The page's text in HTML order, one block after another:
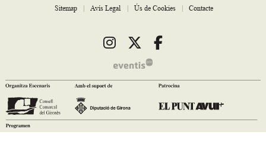
Sitemap | Avís Legal | Ús de Cookies | Contacte
Link a instagram
Link a twitter
Link a facebook